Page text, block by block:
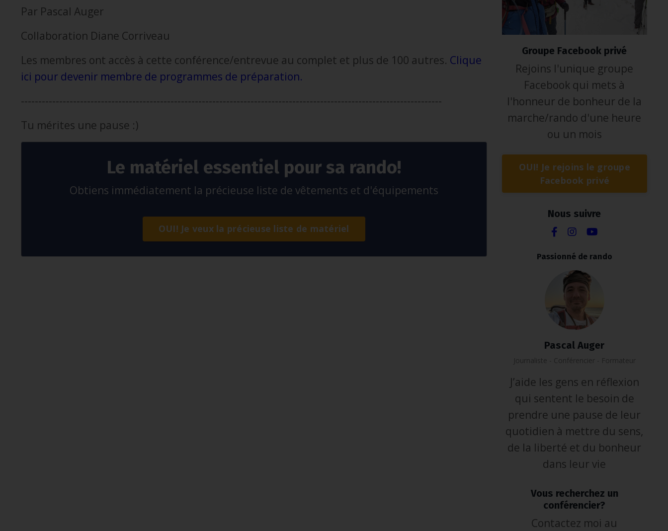
Par Pascal Auger
Collaboration Diane Corriveau
Les membres ont accès à cette conférence/entrevue au complet et plus de 100 autres. Clique
ici pour devenir membre de programmes de préparation.
-------------------------------------------------------------------------------------------------------------------------
Tu mérites une pause :)
Le matériel essentiel pour sa rando!
Obtiens immédiatement la précieuse liste de vêtements et d'équipements
OUI! Je veux la précieuse liste de matériel
Groupe Facebook privé
Rejoins l'unique groupe
Facebook qui mets à
l'honneur de bonheur de la
marche/rando d'une heure
ou un mois
OUI! Je rejoins le groupe
Facebook privé
Nous suivre
Passionné de rando
Pascal Auger
Journaliste - Conférencier - Formateur
J’aide les gens en réflexion
qui sentent le besoin de
prendre une pause de leur
quotidien à mettre du sens,
de la liberté et du bonheur
dans leur vie
Vous recherchez un
conférencier?
Contactez moi au